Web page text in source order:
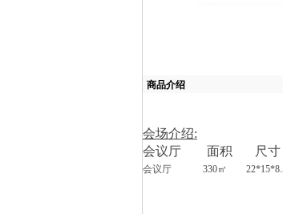
商品介绍
会场介绍:
会议厅 面积 尺寸
会议厅 330㎡